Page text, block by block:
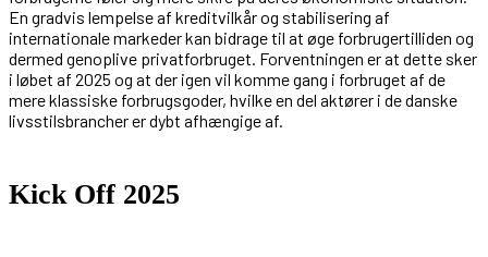
En gradvis lempelse af kreditvilkår og stabilisering af
internationale markeder kan bidrage til at øge forbrugertilliden og
dermed genoplive privatforbruget. Forventningen er at dette sker
i løbet af 2025 og at der igen vil komme gang i forbruget af de
mere klassiske forbrugsgoder, hvilke en del aktører i de danske
livsstilsbrancher er dybt afhængige af.
Kick Off 2025